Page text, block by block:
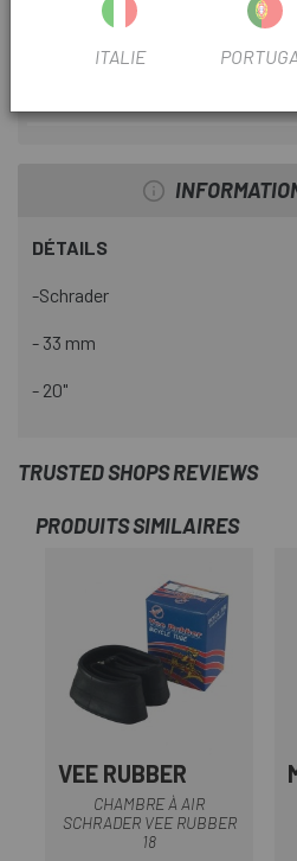
2023
DÉTAILS
-Schrader
- 33 mm
- 20"
TRUSTED SHOPS REVIEWS
PRODUITS SIMILAIRES
VEE RUBBER
CHAMBRE À AIR
SCHRADER VEE RUBBER
18
ITALIE